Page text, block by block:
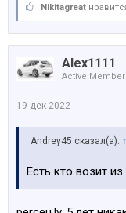
Nikitagreat
Alex1111
Active Member
19 дек 2022
Andrey45 сказал(а): ↑
Есть кто возит